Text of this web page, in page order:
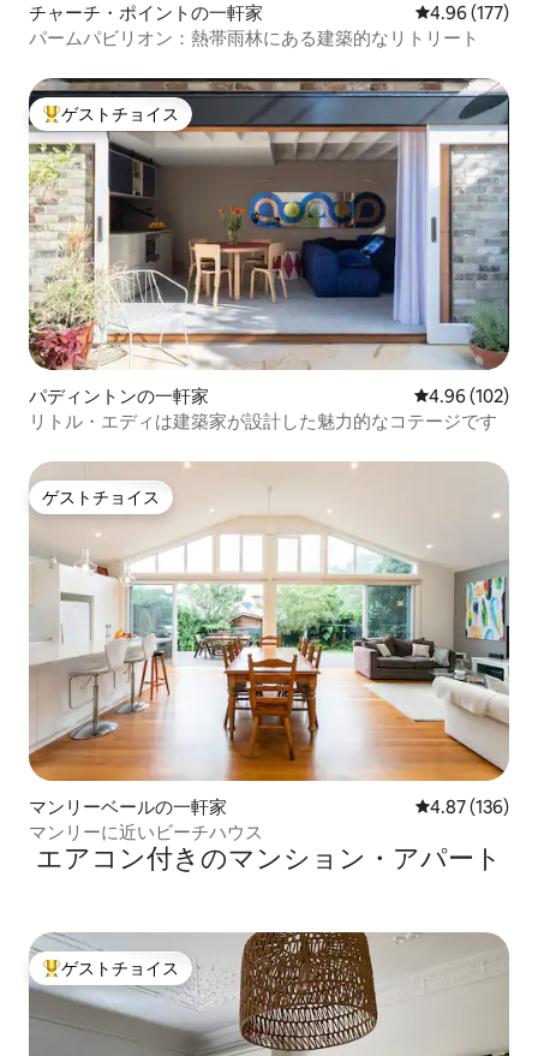
チャーチ・ポイントの一軒家 レビュー177
4.96 (177)
パームパビリオン：熱帯雨林にある建築的なリトリート
大好評のゲストチョイスです。
ゲストチョイス
パディントンの一軒家 レビュー102
4.96 (102)
リトル・エディは建築家が設計した魅力的なコテージです
ゲストチョイス
ゲストチョイス
マンリーベールの一軒家 レビュー136
4.87 (136)
マンリーに近いビーチハウス
エアコン付きのマンション・アパート
大好評のゲストチョイスです。
ゲストチョイス